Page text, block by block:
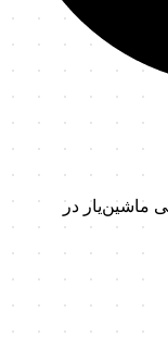
ماشین‌یار در